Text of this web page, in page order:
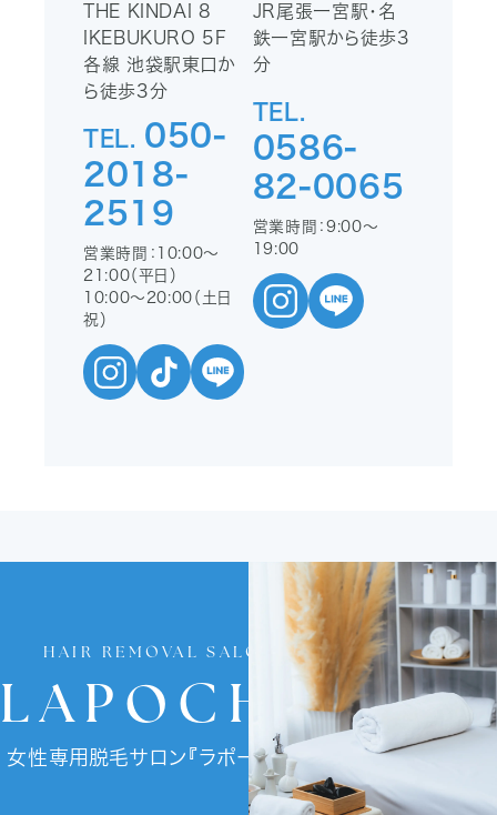
THE KINDAI 8
IKEBUKURO 5F
各線 池袋駅東口か
ら徒歩3分
TEL. 050-
2018-
2519
営業時間：10:00〜
21:00（平日）
10:00〜20:00（土日
祝）
JR尾張一宮駅・名
鉄一宮駅から徒歩3
分
TEL.
0586-
82-0065
営業時間：9:00〜
19:00
HAIR REMOVAL SALON
LAPOCHE
女性専用脱毛サロン『ラポーチェ』